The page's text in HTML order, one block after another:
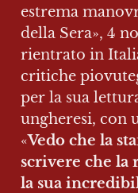
estrema
della Sera», 4
rientrato in
critiche
per la sua
ungheresi, con
«Vedo che la
scrivere che la
la sua